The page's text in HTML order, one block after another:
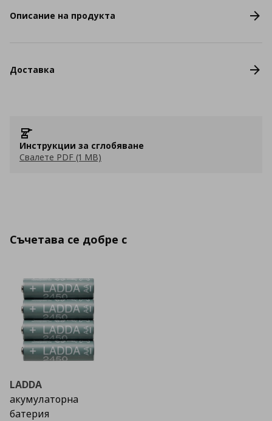
Описание на продукта
Доставка
Инструкции за сглобяване
Свалете PDF (1 MB)
Съчетава се добре с
LADDA
акумулаторна
батерия